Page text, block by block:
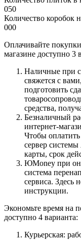
050
Количество коробок
000
Оплачивайте
магазине доступно 3
Наличные при
свяжется с
подготовить
средства,
Безналичный
интернет-
Чтобы оплатить
сервер
карты, срок
ЮMoney при
система
сервиса. Здесь
инструкции.
Экономьте время на
доступно 4 варианта:
Курьерская: